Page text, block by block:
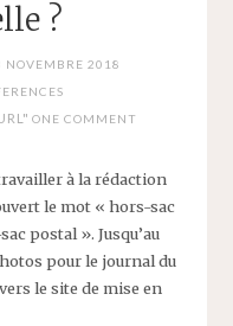
?
NOVEMBRE 2018
ONE COMMENT
à la rédaction
le mot « hors-sac
postal ». Jusqu’au
pour le journal du
le site de mise en